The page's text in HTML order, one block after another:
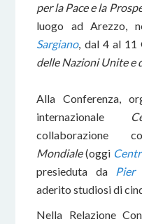
per la Pace e la
luogo ad Arezzo,
Sargiano, dal 4 al 11
delle Nazioni Unite e
Alla Conferenza,
internazionale
collaborazione
Mondiale(oggi
presieduta da Pier
aderito studiosi di
Nella Relazione